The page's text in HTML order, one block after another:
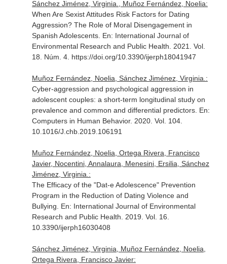
Sánchez Jiménez, Virginia., Muñoz Fernández, Noelia:
When Are Sexist Attitudes Risk Factors for Dating
Aggression? The Role of Moral Disengagement in
Spanish Adolescents. En: International Journal of
Environmental Research and Public Health . 2021. Vol.
18. Núm. 4. https://doi.org/10.3390/ijerph18041947
Muñoz Fernández, Noelia, Sánchez Jiménez, Virginia.:
Cyber-aggression and psychological aggression in
adolescent couples: a short-term longitudinal study on
prevalence and common and differential predictors. En:
Computers in Human Behavior. 2020. Vol. 104.
10.1016/J.chb.2019.106191
Muñoz Fernández, Noelia, Ortega Rivera, Francisco
Javier, Nocentini, Annalaura, Menesini, Ersilia, Sánchez
Jiménez, Virginia.:
The Efficacy of the "Dat-e Adolescence" Prevention
Program in the Reduction of Dating Violence and
Bullying. En: International Journal of Environmental
Research and Public Health . 2019. Vol. 16.
10.3390/ijerph16030408
Sánchez Jiménez, Virginia, Muñoz Fernández, Noelia,
Ortega Rivera, Francisco Javier: